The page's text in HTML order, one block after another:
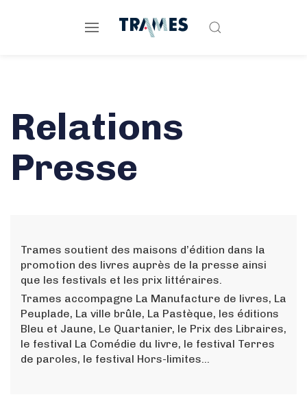
Relations
Presse
Trames soutient des maisons d’édition dans la
promotion des livres auprès de la presse ainsi
que les festivals et les prix littéraires.
Trames accompagne La Manufacture de livres, La
Peuplade, La ville brûle, La Pastèque, les éditions
Bleu et Jaune, Le Quartanier, le Prix des Libraires,
le festival La Comédie du livre, le festival Terres
de paroles, le festival Hors-limites…